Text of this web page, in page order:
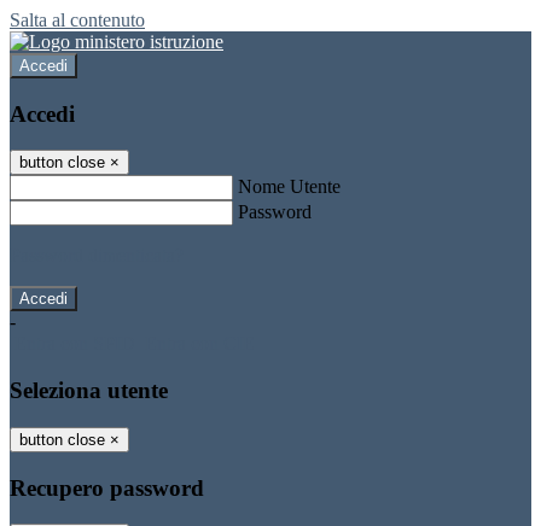
Salta al contenuto
Accedi
Accedi
button close ×
Nome Utente
Password
-
Seleziona utente
button close ×
Recupero password